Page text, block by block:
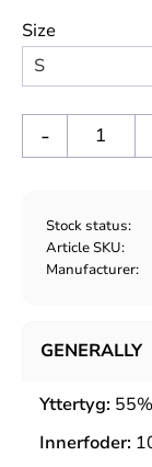
Size
-
Stock status
Article SKU
Manufacturer
GENERALLY
Yttertyg:
Innerfoder: